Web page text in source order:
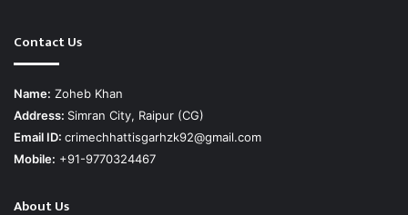
Contact Us
Name: Zoheb Khan
Address: Simran City, Raipur (CG)
Email ID: crimechhattisgarhzk92@gmail.com
Mobile: +91-9770324467
About Us